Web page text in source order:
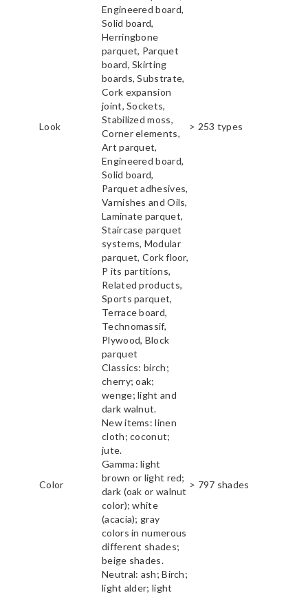
Look
Engineered board,
Solid board,
Herringbone
parquet, Parquet
board, Skirting
boards, Substrate,
Cork expansion
joint, Sockets,
Stabilized moss,
Corner elements,
Art parquet,
Engineered board,
Solid board,
Parquet adhesives,
Varnishes and Oils,
Laminate parquet,
Staircase parquet
systems, Modular
parquet, Cork floor,
P its partitions,
Related products,
Sports parquet,
Terrace board,
Technomassif,
Plywood, Block
parquet
> 253 types
Color
Classics: birch;
cherry; oak;
wenge; light and
dark walnut.
New items: linen
cloth; coconut;
jute.
Gamma: light
brown or light red;
dark (oak or walnut
color); white
(acacia); gray
colors in numerous
different shades;
beige shades.
Neutral: ash; Birch;
light alder; light
> 797 shades